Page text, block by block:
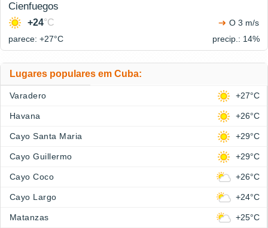
Cienfuegos
+24°C
O 3 m/s
parece: +27°C precip.: 14%
Lugares populares em Cuba:
Varadero +27°C
Havana +26°C
Cayo Santa Maria +29°C
Cayo Guillermo +29°C
Cayo Coco +26°C
Cayo Largo +24°C
Matanzas +25°C